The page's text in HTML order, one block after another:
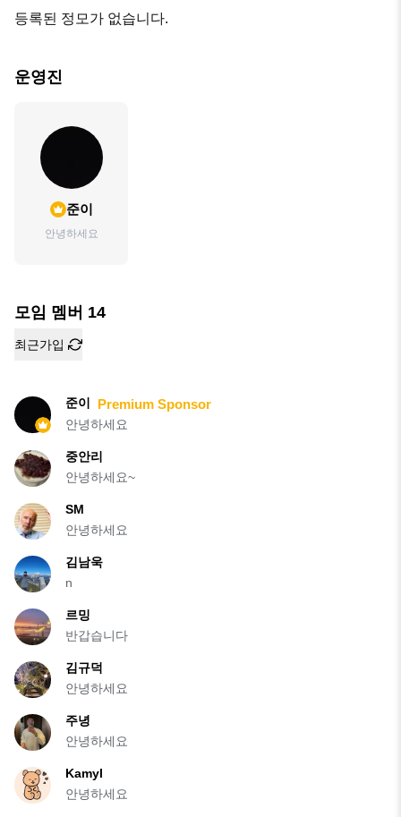
등록된 정모가 없습니다.
운영진
준이
안녕하세요
모임 멤버 14
최근가입
준이 Premium Sponsor
안녕하세요
중안리
안녕하세요~
SM
안녕하세요
김남욱
n
르밍
반갑습니다
김규덕
안녕하세요
주녕
안녕하세요
Kamyl
안녕하세요